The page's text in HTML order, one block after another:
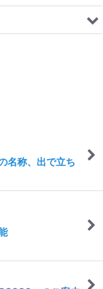
名称、出で立ち